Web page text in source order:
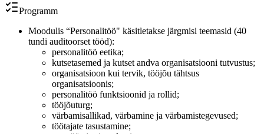
Programm
Moodulis “Personalitöö" käsitletakse järgmisi teemasid (40
tundi auditoorset tööd):
personalitöö eetika;
kutsetasemed ja kutset andva organisatsiooni tutvustus;
organisatsioon kui tervik, tööjõu tähtsus
organisatsioonis;
personalitöö funktsioonid ja rollid;
tööjõuturg;
värbamisallikad, värbamine ja värbamistegevused;
töötajate tasustamine;